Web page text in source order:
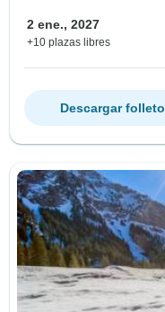
2 ene., 2027
+10 plazas libres
Descargar folleto